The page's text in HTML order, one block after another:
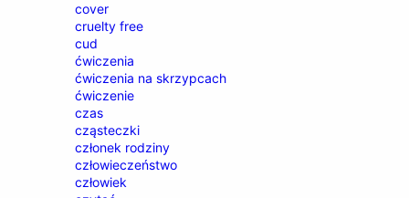
cover
cruelty free
cud
ćwiczenia
ćwiczenia na skrzypcach
ćwiczenie
czas
cząsteczki
członek rodziny
człowieczeństwo
człowiek